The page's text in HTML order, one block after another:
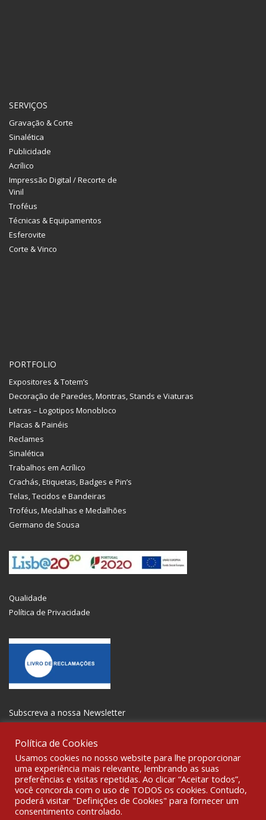
SERVIÇOS
Gravação & Corte
Sinalética
Publicidade
Acrílico
Impressão Digital / Recorte de
Vinil
Troféus
Técnicas & Equipamentos
Esferovite
Corte & Vinco
PORTFOLIO
Expositores & Totem’s
Decoração de Paredes, Montras, Stands e Viaturas
Letras – Logotipos Monobloco
Placas & Painéis
Reclames
Sinalética
Trabalhos em Acrílico
Crachás, Etiquetas, Badges e Pin’s
Telas, Tecidos e Bandeiras
Troféus, Medalhas e Medalhões
Germano de Sousa
Qualidade
Política de Privacidade
Subscreva a nossa Newsletter
SOCIALIZE
Política de Cookies
Usamos cookies no nosso website para lhe proporcionar
uma experiência mais relevante, lembrando as suas
preferências e visitas repetidas. Ao clicar “Aceitar todos”,
você concorda com o uso de TODOS os cookies. Contudo,
poderá visitar "Definições de Cookies" para fornecer um
consentimento controlado.